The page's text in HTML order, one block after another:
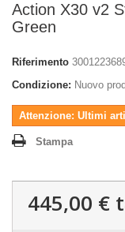
Action X30 v2
Green
Riferimento
Condizione: Nuovo
Attenzione: Ultimi
Stampa
445,00 €